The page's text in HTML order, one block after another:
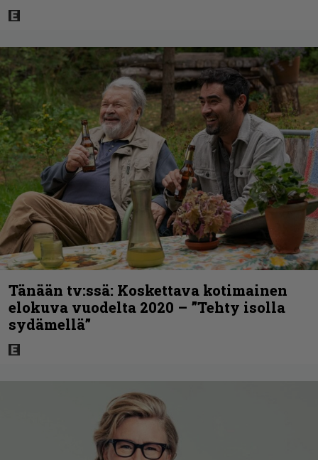
Tänään tv:ssä: Koskettava kotimainen
elokuva vuodelta 2020 – ”Tehty isolla
sydämellä”